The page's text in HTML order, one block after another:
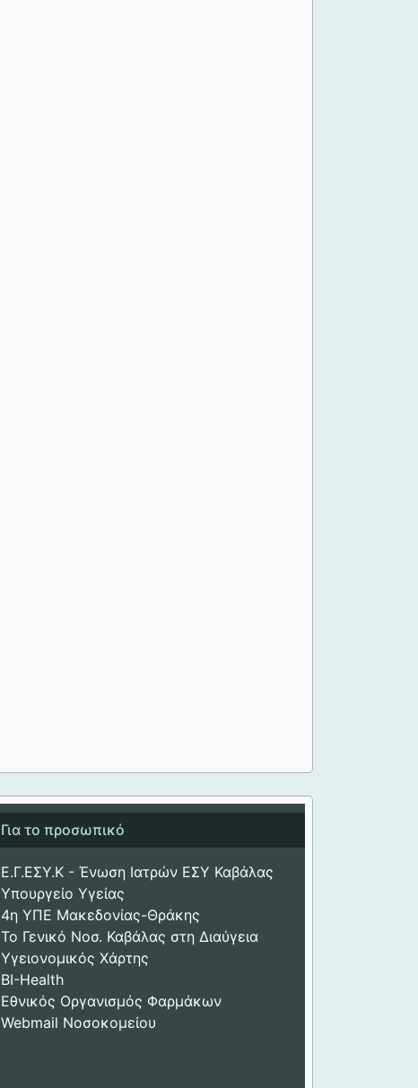
Για το προσωπικό
Ε.Γ.ΕΣΥ.Κ - Ένωση Ιατρών ΕΣΥ Καβάλας
Υπουργείο Υγείας
4η ΥΠΕ Μακεδονίας-Θράκης
Το Γενικό Νοσ. Καβάλας στη Διαύγεια
Υγειονομικός Χάρτης
BI-Health
Εθνικός Οργανισμός Φαρμάκων
Webmail Νοσοκομείου